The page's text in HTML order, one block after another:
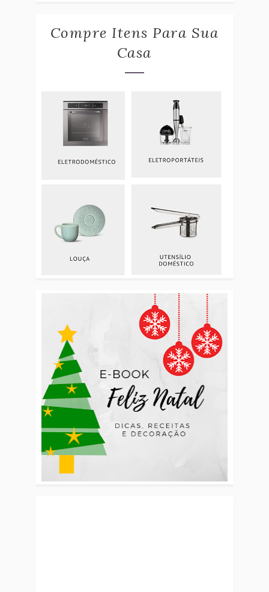
Compre Itens Para Sua
Casa